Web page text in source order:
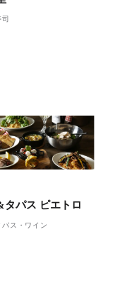
タパス ピエトロ
パス・ワイン